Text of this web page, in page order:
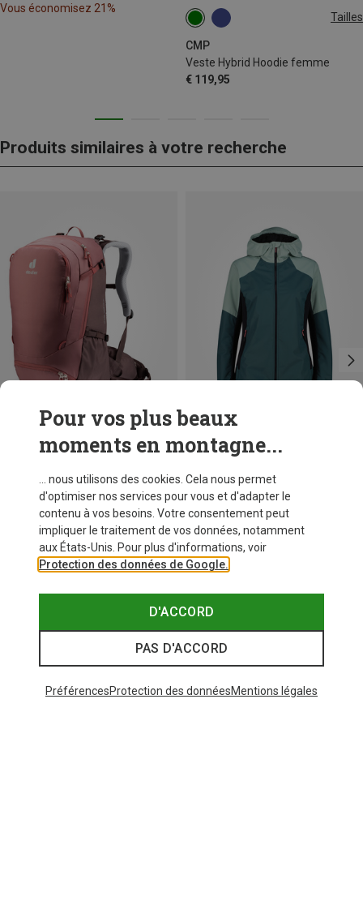
Vous économisez 21%
Tailles
CMP
Veste Hybrid Hoodie femme
€ 119,95
XS S
Produits similaires à votre recherche
Vous économisez 21%
CMP
Veste Hybrid Hoodie femme
€ 119,95
XS S
Pour vos plus beaux
moments en montagne...
... nous utilisons des cookies. Cela nous permet
d'optimiser nos services pour vous et d'adapter le
contenu à vos besoins. Votre consentement peut
impliquer le traitement de vos données, notamment
aux États-Unis. Pour plus d'informations, voir
Protection des données de Google.
D'ACCORD
PAS D'ACCORD
PréférencesProtection des donnéesMentions légales